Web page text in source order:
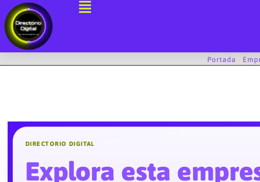
al
contenido
Portada -
DIRECTORIO DIGITAL
Explora esta